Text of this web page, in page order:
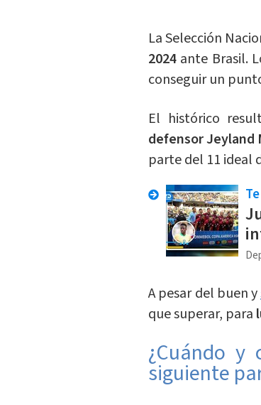
La Selección
2024ante Brasil.
conseguir un
El histórico
defensor Jeyland
parte del 11 ideal
A pesar del buen y
que superar, para
¿Cuándo y
siguiente